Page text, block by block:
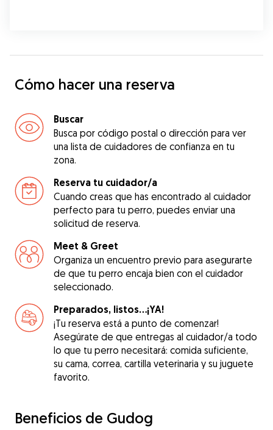
Cómo hacer una reserva
Buscar
Busca por código postal o dirección para ver
una lista de cuidadores de confianza en tu
zona.
Reserva tu cuidador/a
Cuando creas que has encontrado al cuidador
perfecto para tu perro, puedes enviar una
solicitud de reserva.
Meet & Greet
Organiza un encuentro previo para asegurarte
de que tu perro encaja bien con el cuidador
seleccionado.
Preparados, listos...¡YA!
¡Tu reserva está a punto de comenzar!
Asegúrate de que entregas al cuidador/a todo
lo que tu perro necesitará: comida suficiente,
su cama, correa, cartilla veterinaria y su juguete
favorito.
Beneficios de Gudog